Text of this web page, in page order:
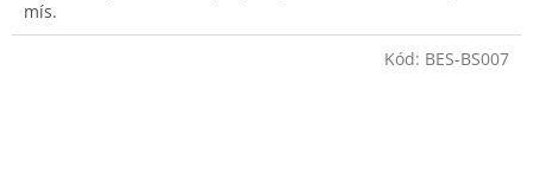
mís.
Kód: BES-BS007